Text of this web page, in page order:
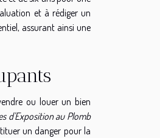
et à rédiger un
assurant ainsi une
ou louer un bien
d'Exposition au Plomb
un danger pour la